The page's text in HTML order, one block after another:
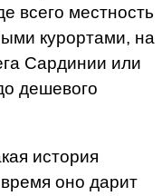
всего местность
курортами, на
Сардинии или
дешевого
история
оно дарит